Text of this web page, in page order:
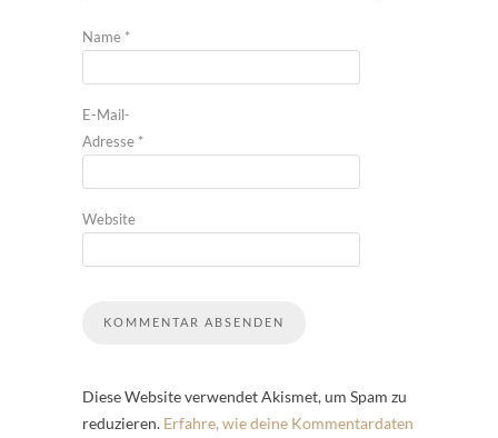
Name *
E-Mail-
Adresse *
Website
Diese Website verwendet Akismet, um Spam zu
reduzieren. Erfahre, wie deine Kommentardaten